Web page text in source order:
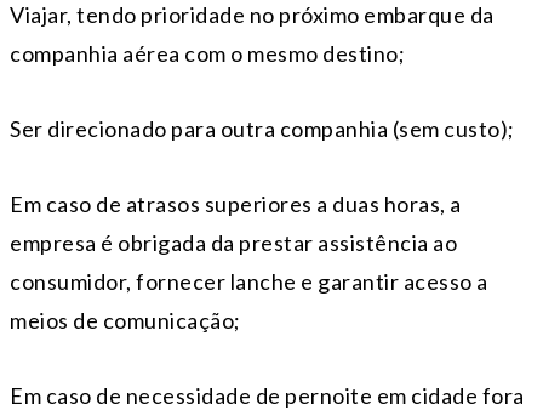
Viajar, tendo prioridade no próximo embarque da
companhia aérea com o mesmo destino;
Ser direcionado para outra companhia (sem custo);
Em caso de atrasos superiores a duas horas, a
empresa é obrigada da prestar assistência ao
consumidor, fornecer lanche e garantir acesso a
meios de comunicação;
Em caso de necessidade de pernoite em cidade fora